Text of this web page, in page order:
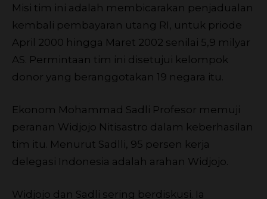
Misi tim ini adalah membicarakan penjadualan
kembali pembayaran utang RI, untuk priode
April 2000 hingga Maret 2002 senilai 5,9 milyar
AS. Permintaan tim ini disetujui kelompok
donor yang beranggotakan 19 negara itu.
Ekonom Mohammad Sadli Profesor memuji
peranan Widjojo Nitisastro dalam keberhasilan
tim itu. Menurut Sadlli, 95 persen kerja
delegasi Indonesia adalah arahan Widjojo.
Widjojo dan Sadli sering berdiskusi. Ia